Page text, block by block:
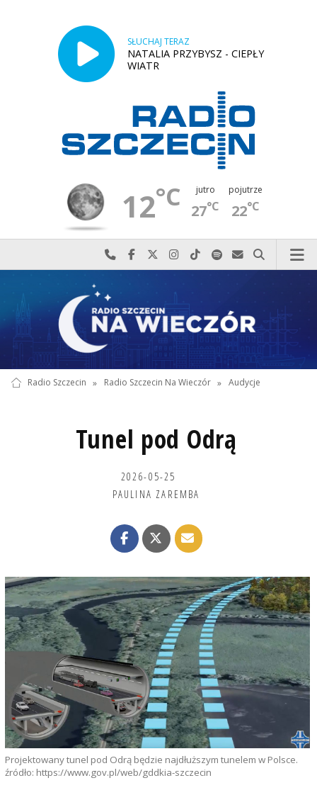
SŁUCHAJ TERAZ
NATALIA PRZYBYSZ - CIEPŁY
WIATR
12°C jutro
27°C
pojutrze
22°C
Najlepiej po prostu do nas zadzwoń
Odwiedź nas na Facebook-u
Odwiedź nas na X
Odwiedź nas na Instagram-ie
Odwiedź nas na TikTok-u
Szukaj nas na Spotify
Wyślij do nas
Szukaj
Radio Szczecin » Radio Szczecin Na Wieczór » Audycje
Tunel pod Odrą
2026-05-25
PAULINA ZAREMBA
Projektowany tunel pod Odrą będzie najdłuższym tunelem w Polsce.
źródło: https://www.gov.pl/web/gddkia-szczecin